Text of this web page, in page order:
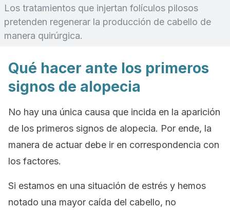
Los tratamientos que injertan folículos pilosos
pretenden regenerar la producción de cabello de
manera quirúrgica.
Qué hacer ante los primeros
signos de alopecia
No hay una única causa que incida en la aparición
de los primeros signos de alopecia. Por ende, la
manera de actuar debe ir en correspondencia con
los factores.
Si estamos en una situación de estrés y hemos
notado una mayor caída del cabello, no